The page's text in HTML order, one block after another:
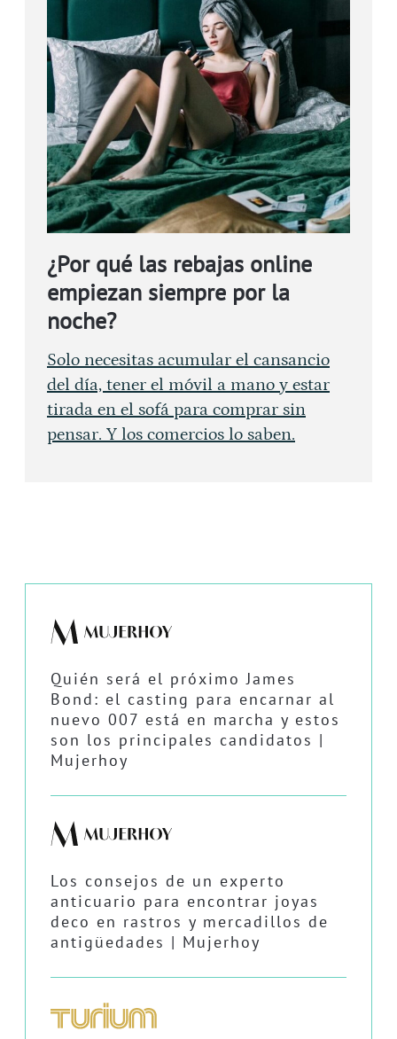
¿Por qué las rebajas online
empiezan siempre por la
noche?
Solo necesitas acumular el cansancio
del día, tener el móvil a mano y estar
tirada en el sofá para comprar sin
pensar. Y los comercios lo saben.
Quién será el próximo James
Bond: el casting para encarnar al
nuevo 007 está en marcha y estos
son los principales candidatos |
Mujerhoy
Los consejos de un experto
anticuario para encontrar joyas
deco en rastros y mercadillos de
antigüedades | Mujerhoy